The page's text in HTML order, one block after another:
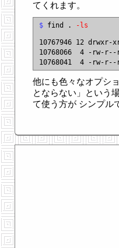
てくれます。
$ find . -ls
10767946 12 drwxr-
10768066  4 -rw-
他にも色々なオプシ
とならない」という
て使う方が シンプル